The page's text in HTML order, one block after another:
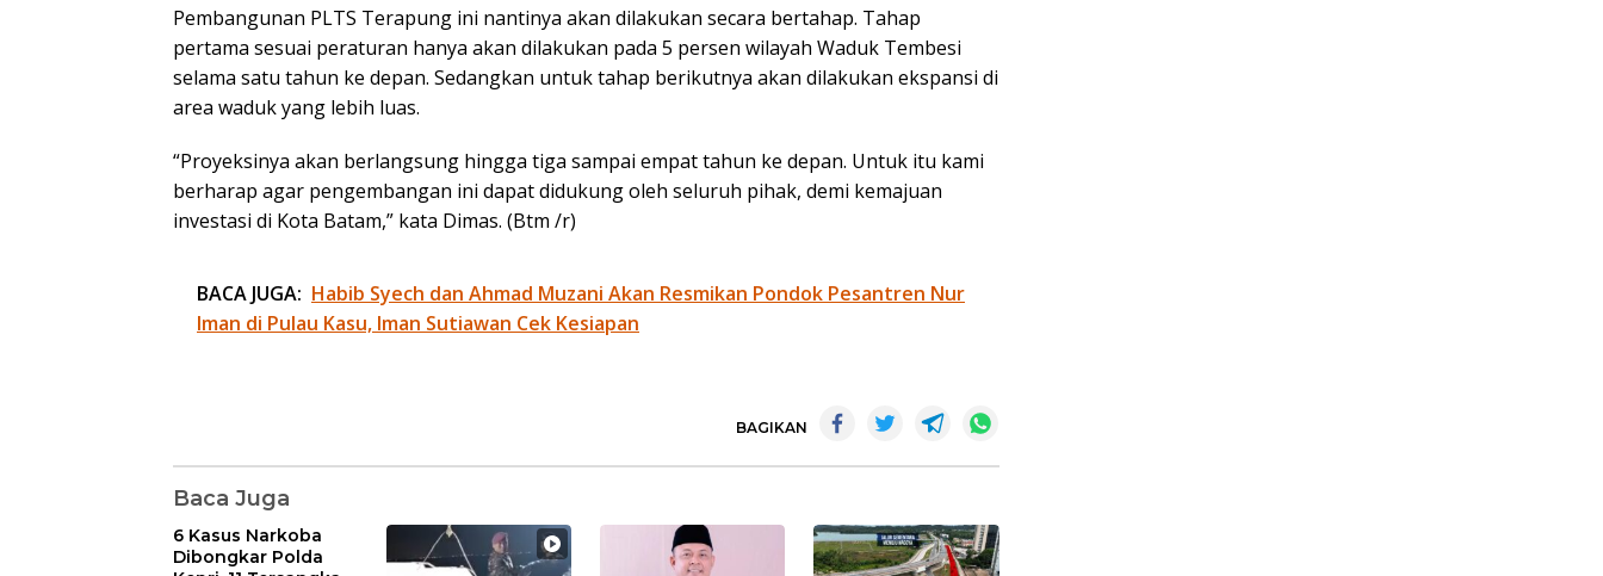
Pembangunan PLTS Terapung ini nantinya akan dilakukan secara bertahap. Tahap
pertama sesuai peraturan hanya akan dilakukan pada 5 persen wilayah Waduk Tembesi
selama satu tahun ke depan. Sedangkan untuk tahap berikutnya akan dilakukan ekspansi di
area waduk yang lebih luas.
“Proyeksinya akan berlangsung hingga tiga sampai empat tahun ke depan. Untuk itu kami
berharap agar pengembangan ini dapat didukung oleh seluruh pihak, demi kemajuan
investasi di Kota Batam,” kata Dimas. (Btm /r)
BACA JUGA: Habib Syech dan Ahmad Muzani Akan Resmikan Pondok Pesantren Nur
Iman di Pulau Kasu, Iman Sutiawan Cek Kesiapan
BAGIKAN
Baca Juga
6 Kasus Narkoba
Dibongkar Polda